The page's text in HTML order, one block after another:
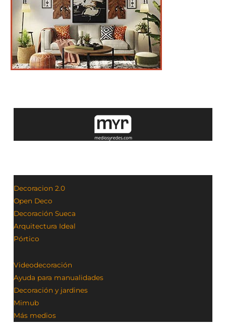
Decoracion 2.0
Open Deco
Decoración Sueca
Arquitectura Ideal
Pórtico
Videodecoración
Ayuda para manualidades
Decoración y jardines
Mimub
Más medios